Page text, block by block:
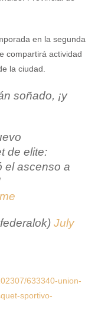
en la segunda
compartirá actividad
la ciudad.
soñado, ¡y
de elite:
el ascenso a
July
633340-union-
sportivo-